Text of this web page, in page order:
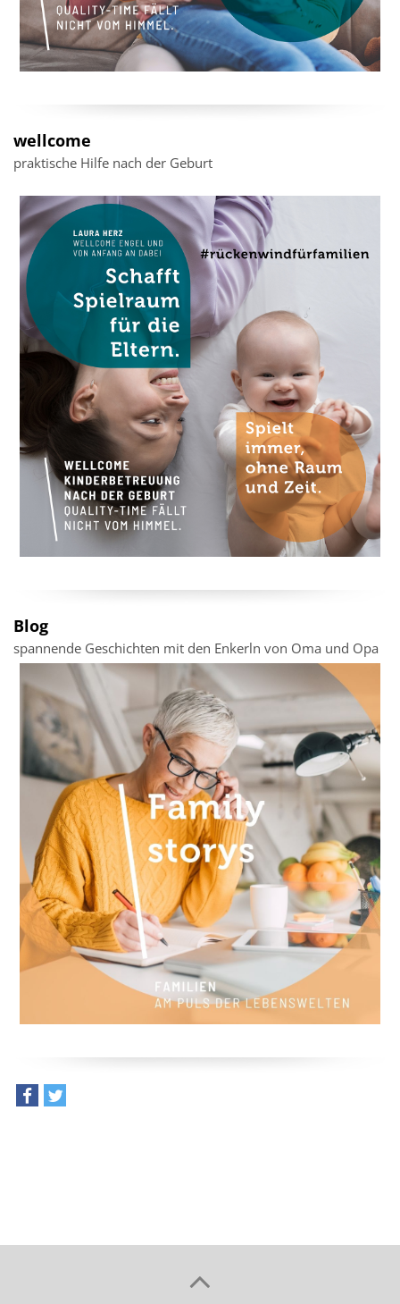
wellcome
praktische Hilfe nach der Geburt
Blog
spannende Geschichten mit den Enkerln von Oma und Opa